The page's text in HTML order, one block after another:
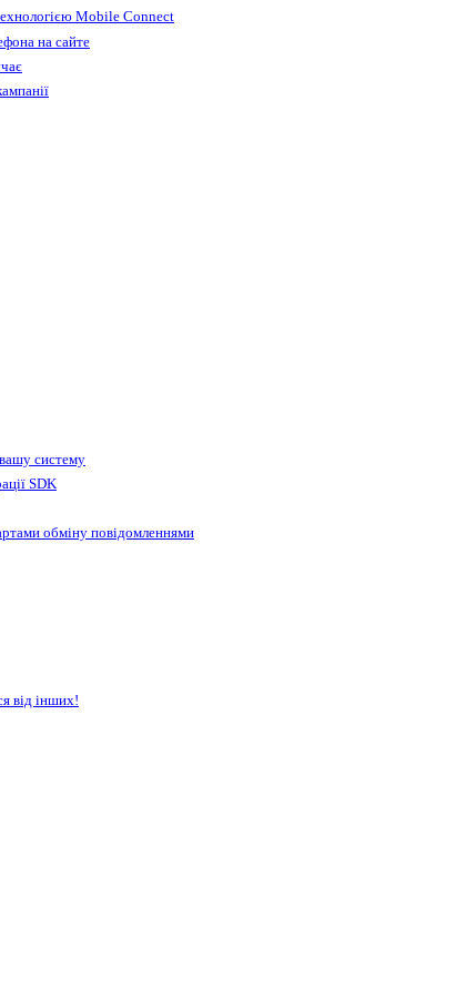
Mobile Connect
на сайте
вашу систему
SDK
обміну повідомленнями
від інших!